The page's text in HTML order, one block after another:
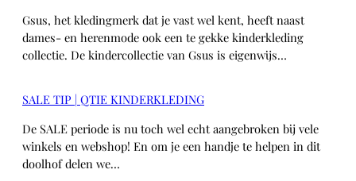
Gsus, het kledingmerk dat je vast wel kent, heeft naast
dames- en herenmode ook een te gekke kinderkleding
collectie. De kindercollectie van Gsus is eigenwijs…
SALE TIP | QTIE KINDERKLEDING
De SALE periode is nu toch wel echt aangebroken bij vele
winkels en webshop! En om je een handje te helpen in dit
doolhof delen we…